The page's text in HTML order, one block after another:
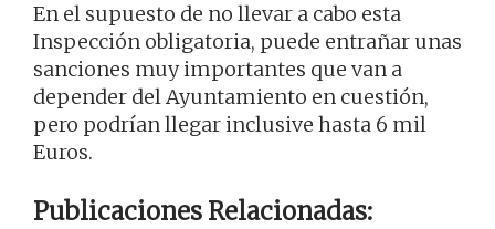
En el supuesto de no llevar a cabo esta
Inspección obligatoria, puede entrañar unas
sanciones muy importantes que van a
depender del Ayuntamiento en cuestión,
pero podrían llegar inclusive hasta 6 mil
Euros.
Publicaciones Relacionadas: